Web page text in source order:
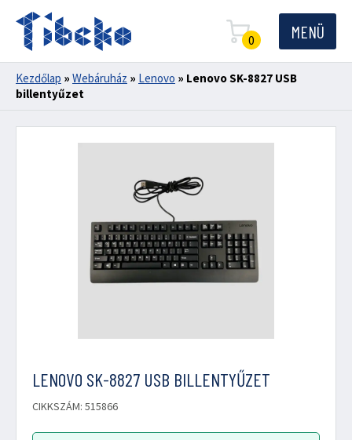
0 MENÜ
Kezdőlap » Webáruház » Lenovo » Lenovo SK-8827 USB
billentyűzet
LENOVO SK-8827 USB BILLENTYŰZET
CIKKSZÁM: 515866